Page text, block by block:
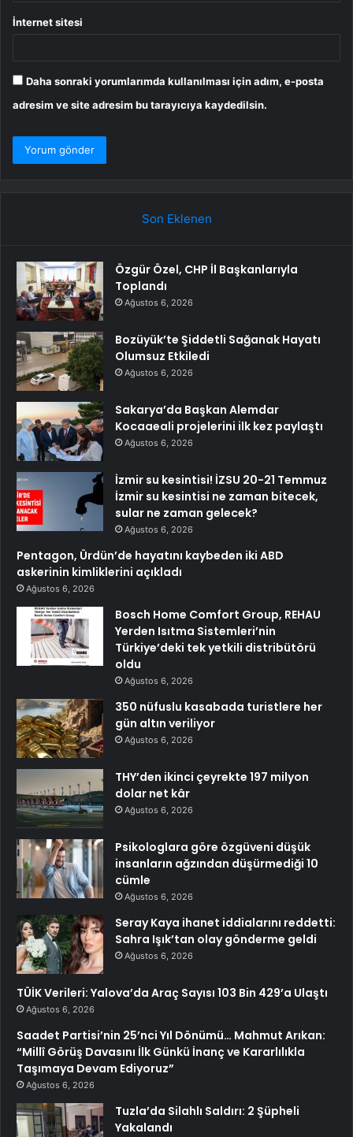
İnternet sitesi
Daha sonraki yorumlarımda kullanılması için adım, e-posta
adresim ve site adresim bu tarayıcıya kaydedilsin.
Son Eklenen
Özgür Özel, CHP İl Başkanlarıyla
Toplandı
Ağustos 6, 2026
Bozüyük’te Şiddetli Sağanak Hayatı
Olumsuz Etkiledi
Ağustos 6, 2026
Sakarya’da Başkan Alemdar
Kocaaeali projelerini ilk kez paylaştı
Ağustos 6, 2026
İzmir su kesintisi! İZSU 20-21 Temmuz
İzmir su kesintisi ne zaman bitecek,
sular ne zaman gelecek?
Ağustos 6, 2026
Pentagon, Ürdün’de hayatını kaybeden iki ABD
askerinin kimliklerini açıkladı
Ağustos 6, 2026
Bosch Home Comfort Group, REHAU
Yerden Isıtma Sistemleri’nin
Türkiye’deki tek yetkili distribütörü
oldu
Ağustos 6, 2026
350 nüfuslu kasabada turistlere her
gün altın veriliyor
Ağustos 6, 2026
THY’den ikinci çeyrekte 197 milyon
dolar net kâr
Ağustos 6, 2026
Psikologlara göre özgüveni düşük
insanların ağzından düşürmediği 10
cümle
Ağustos 6, 2026
Seray Kaya ihanet iddialarını reddetti:
Sahra Işık’tan olay gönderme geldi
Ağustos 6, 2026
TÜİK Verileri: Yalova’da Araç Sayısı 103 Bin 429’a Ulaştı
Ağustos 6, 2026
Saadet Partisi’nin 25’nci Yıl Dönümü… Mahmut Arıkan:
“Millî Görüş Davasını İlk Günkü İnanç ve Kararlılıkla
Taşımaya Devam Ediyoruz”
Ağustos 6, 2026
Tuzla’da Silahlı Saldırı: 2 Şüpheli
Yakalandı